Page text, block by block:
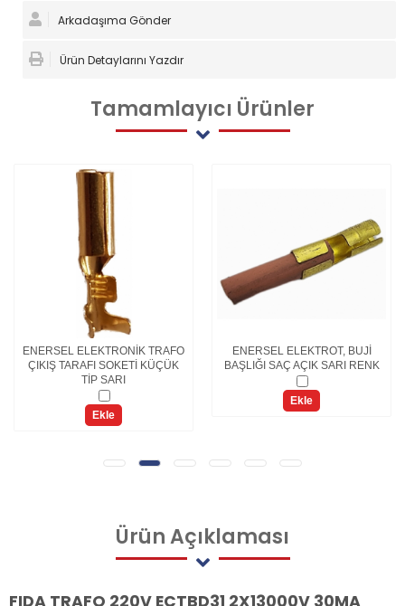
Arkadaşıma Gönder
Ürün Detaylarını Yazdır
Tamamlayıcı Ürünler
ENERSEL ELEKTRONİK TRAFO
ÇIKIŞ TARAFI SOKETİ KÜÇÜK
TİP SARI
Ekle
ENERSEL ELEKTROT, BUJİ
BAŞLIĞI SAÇ AÇIK SARI RENK
Ekle
ÜrünAçıklaması
FIDA TRAFO 220V ECTBD31 2X13000V 30MA